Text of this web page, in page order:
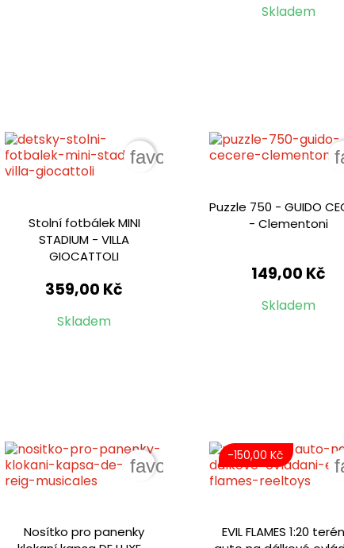
Skladem
Stolní fotbálek MINI
STADIUM - VILLA
GIOCATTOLI
359,00 Kč
Skladem
favorite_border
Puzzle 750 - GUIDO
- Clementoni
149,00 Kč
Skladem
Nosítko pro panenky
favorite_border
EVIL FLAMES 1:20
-150,00 Kč